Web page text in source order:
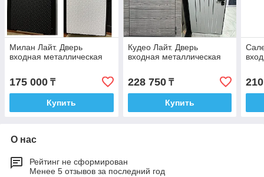
Милан Лайт. Дверь
входная металлическая
175 000 ₸
Купить
Кудео Лайт. Дверь
входная металлическая
228 750₸
Купить
О нас
Рейтинг не сформирован
Менее 5 отзывов за последний год